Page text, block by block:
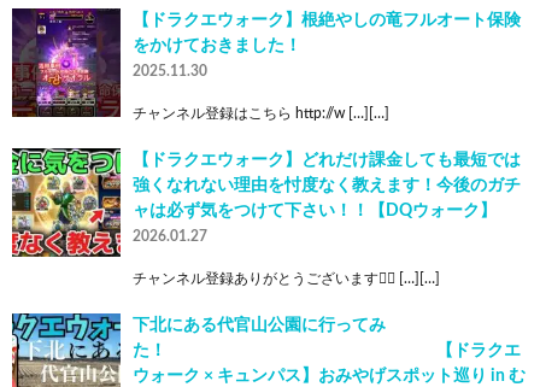
【ドラクエウォーク】根絶やしの竜フルオート保険
をかけておきました！
2025.11.30
チャンネル登録はこちら http://w […][…]
【ドラクエウォーク】どれだけ課金しても最短では
強くなれない理由を忖度なく教えます！今後のガチ
ャは必ず気をつけて下さい！！【DQウォーク】
2026.01.27
チャンネル登録ありがとうございます🙇‍♂ […][…]
下北にある代官山公園に行ってみ
た！ 【ドラクエ
ウォーク × キュンパス】おみやげスポット巡り in む